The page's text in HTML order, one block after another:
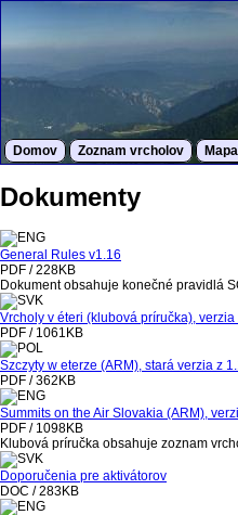
Domov Zoznam vrcholov
Dokumenty
General Rules v1.16
PDF / 228KB
Dokument obsahuje konečné pravidlá
Vrcholy v éteri (klubová príručka), verzia
PDF / 1061KB
Szczyty w eterze (ARM), stará verzia z
PDF / 362KB
Summits on the Air Slovakia (ARM),
PDF / 1098KB
Klubová príručka obsahuje zoznam
Doporučenia pre aktivátorov
DOC / 283KB